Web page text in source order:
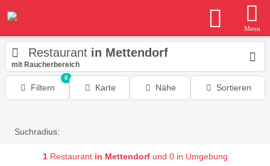
Menu
Restaurant in Mettendorf
mit Raucherbereich
Filtern
0
Karte Nähe Sortieren
Suchradius:
1Restaurant in Mettendorfund 0 in Umgebung